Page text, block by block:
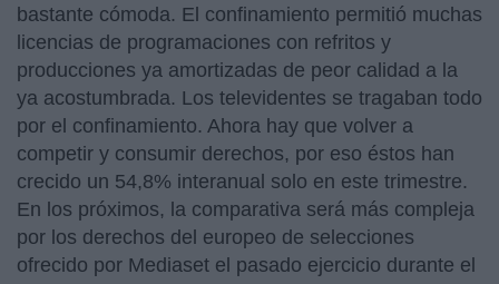
bastante cómoda. El confinamiento permitió muchas
licencias de programaciones con refritos y
producciones ya amortizadas de peor calidad a la
ya acostumbrada. Los televidentes se tragaban todo
por el confinamiento. Ahora hay que volver a
competir y consumir derechos, por eso éstos han
crecido un 54,8% interanual solo en este trimestre.
En los próximos, la comparativa será más compleja
por los derechos del europeo de selecciones
ofrecido por Mediaset el pasado ejercicio durante el